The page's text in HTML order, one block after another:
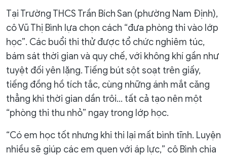
Tại Trường THCS Trần Bích San (phường Nam Định),
cô Vũ Thị Bình lựa chọn cách “đưa phòng thi vào lớp
học”. Các buổi thi thử được tổ chức nghiêm túc,
bám sát thời gian và quy chế, với không khí gần như
tuyệt đối yên lặng. Tiếng bút sột soạt trên giấy,
tiếng đồng hồ tích tắc, cùng những ánh mắt căng
thẳng khi thời gian dần trôi… tất cả tạo nên một
“phòng thi thu nhỏ” ngay trong lớp học.
“Có em học tốt nhưng khi thi lại mất bình tĩnh. Luyện
nhiều sẽ giúp các em quen với áp lực,” cô Bình chia